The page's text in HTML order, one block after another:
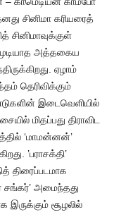
சினிமா கரியரைத்
அத்தகைய
ஏழாம்
தெரிவிக்கும்
இடைவெளியில்
மிதப்பது திராவிட
‘மாமன்னன்’
’பராசக்தி’
திரைப்படமாக
அமைந்தது
இருக்கும் சூழலில்